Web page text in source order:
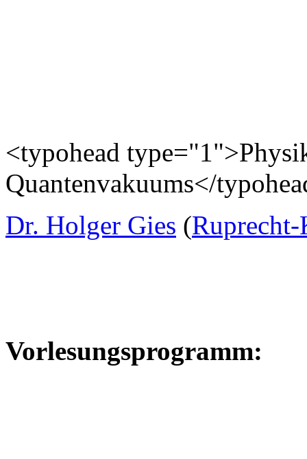
<typohead
Quantenvakuums</
Dr. Holger Gies (
Vorlesungsprogramm: